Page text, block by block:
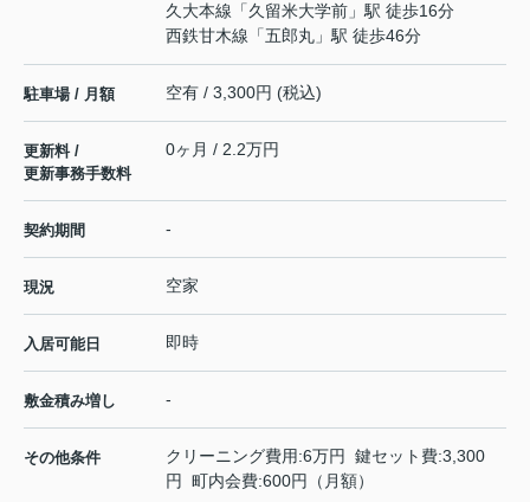
久大本線 「久留米大学前 」駅 徒歩16分
西鉄甘木線 「五郎丸 」駅 徒歩46分
駐車場 / 月額 空有 / 3,300円 (税込)
更新料 /
更新事務手数料
0ヶ月 / 2.2万円
契約期間 -
現況 空家
入居可能日 即時
敷金積み増し -
その他条件
クリーニング費用:6万円 鍵セット費:3,300
円 町内会費:600円（月額）